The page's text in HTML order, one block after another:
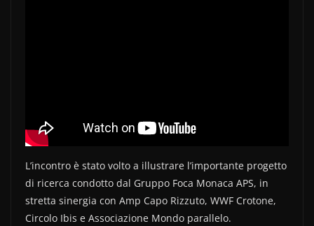
L’incontro è stato volto a illustrare l’importante progetto
di ricerca condotto dal Gruppo Foca Monaca APS, in
stretta sinergia con Amp Capo Rizzuto, WWF Crotone,
Circolo Ibis e Associazione Mondo parallelo.